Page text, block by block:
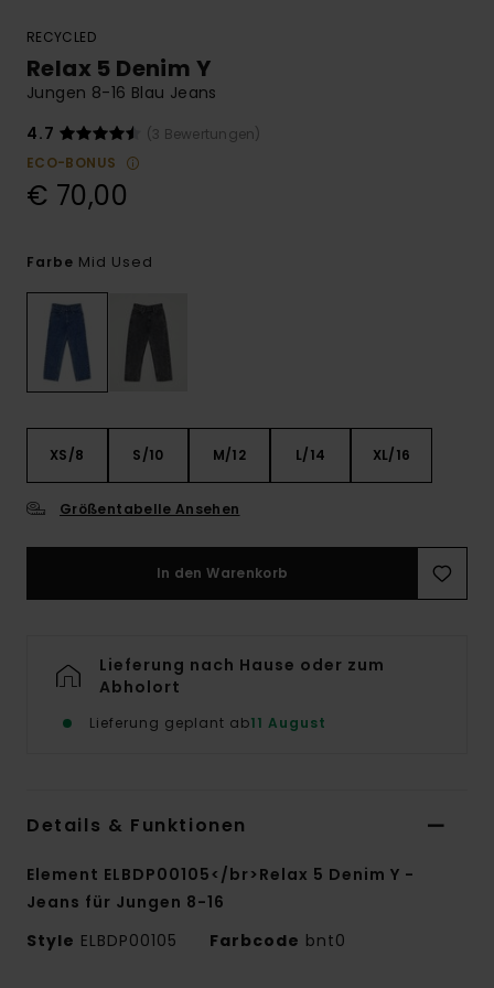
RECYCLED
Relax 5 Denim Y
Jungen 8-16 Blau Jeans
4.7
(3 Bewertungen)
ECO-BONUS
€ 70,00
Farbe Mid Used
XS/8 S/10 M/12 L/14 XL/16
Größentabelle Ansehen
In den Warenkorb
Lieferung nach Hause oder zum
Abholort
Lieferung geplant ab11 August
Details & Funktionen
Element ELBDP00105</br>Relax 5 Denim Y -
Jeans für Jungen 8-16
Style ELBDP00105 Farbcode bnt0